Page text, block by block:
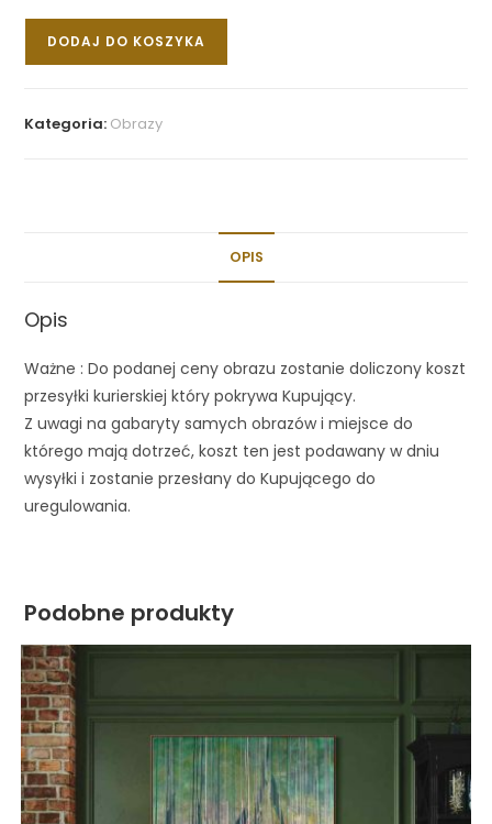
DODAJ DO KOSZYKA
Kategoria: Obrazy
OPIS
Opis
Ważne : Do podanej ceny obrazu zostanie doliczony koszt
przesyłki kurierskiej który pokrywa Kupujący.
Z uwagi na gabaryty samych obrazów i miejsce do
którego mają dotrzeć, koszt ten jest podawany w dniu
wysyłki i zostanie przesłany do Kupującego do
uregulowania.
Podobne produkty